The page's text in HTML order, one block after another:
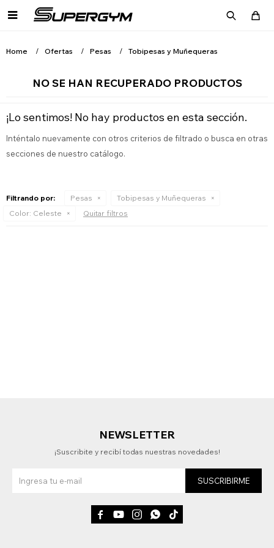

Home Ofertas Pesas Tobipesas y Muñequeras
NO SE HAN RECUPERADO PRODUCTOS
¡Lo sentimos! No hay productos en esta sección.
Inténtalo nuevamente con otros criterios de filtrado o busca en otras
secciones de nuestro catálogo.
Filtrando por: Pesas
Tobipesas y Muñequeras
Color: Celeste Quitar filtros
NEWSLETTER
¡Suscribite y recibí todas nuestras novedades!
SUSCRIBIRME
    